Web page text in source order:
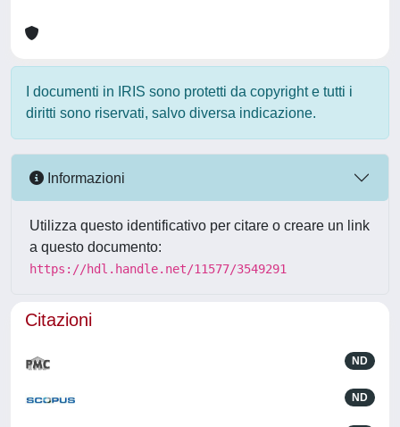
I documenti in IRIS sono protetti da copyright e tutti i
diritti sono riservati, salvo diversa indicazione.
Informazioni
Utilizza questo identificativo per citare o creare un link
a questo documento:
https://hdl.handle.net/11577/3549291
Citazioni
ND
ND